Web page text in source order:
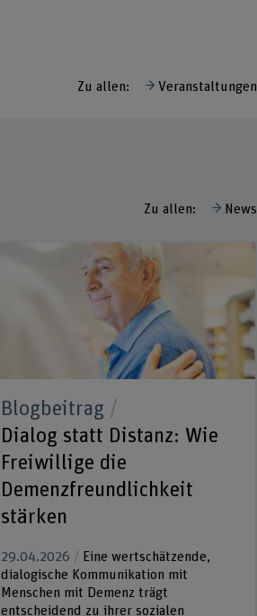
Zu allen: Veranstaltungen
Zu allen: News
Blogbeitrag
Dialog statt Distanz: Wie
Freiwillige die
Demenzfreundlichkeit
stärken
29.04.2026
Eine wertschätzende,
dialogische Kommunikation mit
Menschen mit Demenz trägt
entscheidend zu ihrer sozialen